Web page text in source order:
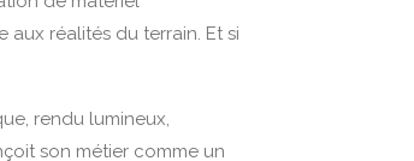
réalités du terrain. Et si
rendu lumineux,
son métier comme un